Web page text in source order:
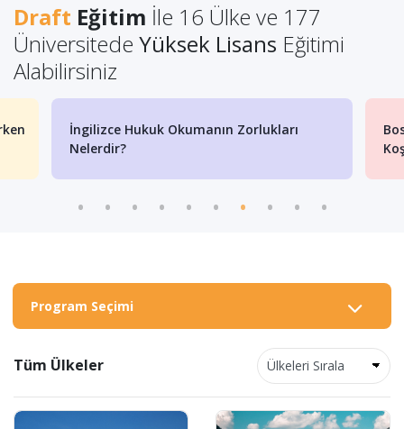
Draft Eğitim İle 16 Ülke ve 177
Üniversitede Yüksek Lisans Eğitimi
Alabilirsiniz
İngilizce Hukuk Okumanın Zorlukları
Nelerdir?
Program Seçimi
Tüm Ülkeler